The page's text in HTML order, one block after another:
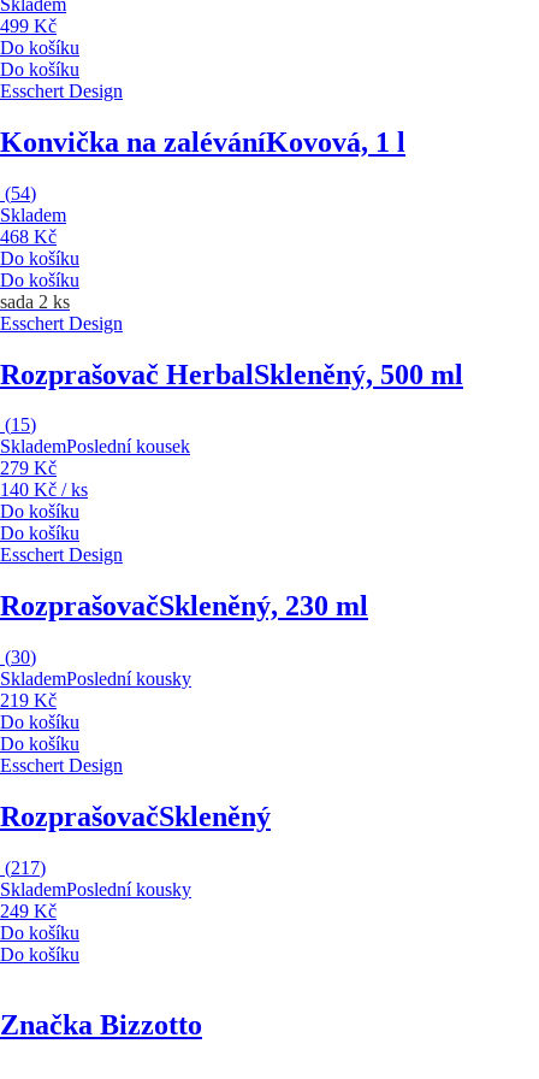
499 Kč
Do košíku
Do košíku
Esschert Design
Konvička na zaléváníKovová, 1 l
(54)
Skladem
468 Kč
Do košíku
Do košíku
sada 2 ks
Esschert Design
Rozprašovač HerbalSkleněný, 500 ml
(15)
SklademPoslední kousek
279 Kč
140 Kč / ks
Do košíku
Do košíku
Esschert Design
RozprašovačSkleněný, 230 ml
(30)
SklademPoslední kousky
219 Kč
Do košíku
Do košíku
Esschert Design
RozprašovačSkleněný
(217)
SklademPoslední kousky
249 Kč
Do košíku
Do košíku
Značka Bizzotto